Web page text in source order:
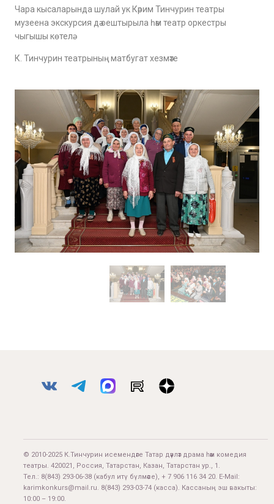
Чара кысаларында шулай ук Кәрим Тинчурин театры
музеена экскурсия дә оештырыла һәм театр оркестры
чыгышы көтелә.
К. Тинчурин театрының матбугат хезмәте
© 2010-2025 К.Тинчурин исемендәге Татар дәүләт драма һәм комедия
театры. 420021, Россия, Татарстан, Казан, Татарстан ур., 1.
Тел.: 8(843) 293-06-38 (кабул итү бүлмәсе), + 7 906 116 34 20. E-Mail:
karimkonkurs@mail.ru. 8(843) 293-03-74 (касса). Кассаның эш вакыты:
10:00 – 19:00.